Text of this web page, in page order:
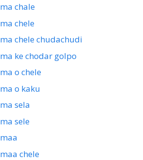
chale
chele
chele chudachudi
ke chodar golpo
o chele
o kaku
sela
sele
chele